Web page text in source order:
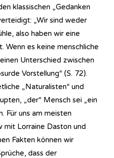
klassischen „Gedanken
„Wir sind weder
also haben wir eine
Wenn es keine menschliche
Unterschied zwischen
Vorstellung“ (S. 72).
„Naturalisten“ und
„der“ Mensch sei „ein
Für uns am meisten
mit Lorraine Daston und
Fakten können wir
dass der